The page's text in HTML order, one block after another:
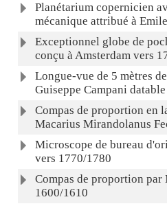
Planétarium copernicien
mécanique attribué à
Exceptionnel globe de
conçu à Amsterdam vers
Longue-vue de 5 mètres
Guiseppe Campani
Compas de proportion en
Macarius Mirandolanus
Microscope de bureau
vers 1770/1780
Compas de proportion
1600/1610